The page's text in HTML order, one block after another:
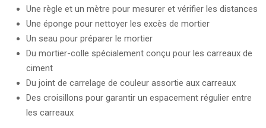
Une règle et un mètre pour mesurer et vérifier les distances
Une éponge pour nettoyer les excès de mortier
Un seau pour préparer le mortier
Du mortier-colle spécialement conçu pour les carreaux de
ciment
Du joint de carrelage de couleur assortie aux carreaux
Des croisillons pour garantir un espacement régulier entre
les carreaux